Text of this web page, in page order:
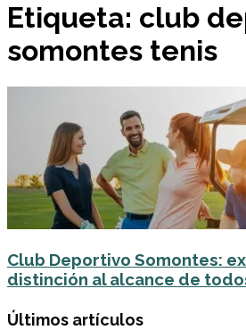
Etiqueta: club
somontes tenis
Club Deportivo Somontes:
distinción al alcance de
Últimos artículos